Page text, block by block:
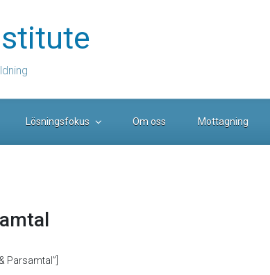
Lösningsfokus Om oss Mottagning
Parsamtal”]